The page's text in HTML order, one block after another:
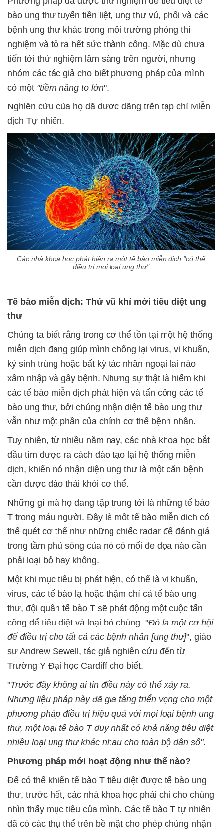
bào ung thư tuyến tiền liệt, ung thư vú, phổi và các
bệnh ung thư khác trong môi trường phòng thí
nghiệm và tỏ ra hết sức thành công. Mặc dù chưa
tiến tới thử nghiệm lâm sàng trên người, nhưng
nhóm các tác giả cho biết phương pháp của mình
có một "tiềm năng to lớn".
Nghiên cứu của họ đã được đăng trên tạp chí Miễn
dịch Tự nhiên.
Các nhà khoa học phát hiện ra một tế bào miễn dịch "có thể
điều trị mọi loại ung thư"
Tế bào miễn dịch: Thứ vũ khí mới tiêu diệt ung
thư
Chúng ta biết rằng trong cơ thể tồn tại một hệ thống
miễn dịch đang giúp mình chống lại virus, vi khuẩn,
ký sinh trùng hoặc bất kỳ tác nhân ngoại lai nào
xâm nhập và gây bệnh. Nhưng sự thật là hiếm khi
các tế bào miễn dịch phát hiện và tấn công các tế
bào ung thư, bởi chúng nhận diện tế bào ung thư
vẫn như một phần của chính cơ thể bệnh nhân.
Tuy nhiên, từ nhiều năm nay, các nhà khoa học bắt
đầu tìm được ra cách đào tạo lại hệ thống miễn
dịch, khiến nó nhận diện ung thư là một căn bệnh
cần được đào thải khỏi cơ thể.
Những gì mà họ đang tập trung tới là những tế bào
T trong máu người. Đây là một tế bào miễn dịch có
thể quét cơ thể như những chiếc radar để đánh giá
trong tầm phủ sóng của nó có mối đe dọa nào cần
phải loại bỏ hay không.
Một khi mục tiêu bị phát hiện, có thể là vi khuẩn,
virus, các tế bào lạ hoặc thậm chí cả tế bào ung
thư, đội quân tế bào T sẽ phát động một cuộc tấn
công để tiêu diệt và loại bỏ chúng. "Đó là một cơ hội
để điều trị cho tất cả các bệnh nhân [ung thư]", giáo
sư Andrew Sewell, tác giả nghiên cứu đến từ
Trường Y Đại học Cardiff cho biết.
"Trước đây không ai tin điều này có thể xảy ra.
Nhưng liệu pháp này đã gia tăng triển vọng cho một
phương pháp điều trị hiệu quả với mọi loại bệnh ung
thư, một loại tế bào T duy nhất có khả năng tiêu diệt
nhiều loại ung thư khác nhau cho toàn bộ dân số".
Phương pháp mới hoạt động như thế nào?
Để có thể khiến tế bào T tiêu diệt được tế bào ung
thư, trước hết, các nhà khoa học phải chỉ cho chúng
nhìn thấy mục tiêu của mình. Các tế bào T tự nhiên
đã có các thụ thể trên bề mặt cho phép chúng nhận